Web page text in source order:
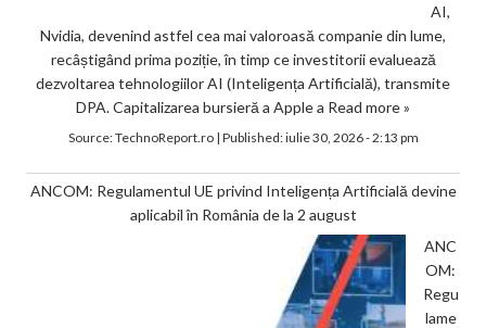
AI,
Nvidia, devenind astfel cea mai valoroasă companie din lume,
recâștigând prima poziție, în timp ce investitorii evaluează
dezvoltarea tehnologiilor AI (Inteligența Artificială), transmite
DPA. Capitalizarea bursieră a Apple a Read more »
Source:TechnoReport.ro| Published:iulie 30, 2026 - 2:13 pm
ANCOM: Regulamentul UE privind Inteligența Artificială devine
aplicabil în România de la 2 august
ANC
OM:
Regu
lame